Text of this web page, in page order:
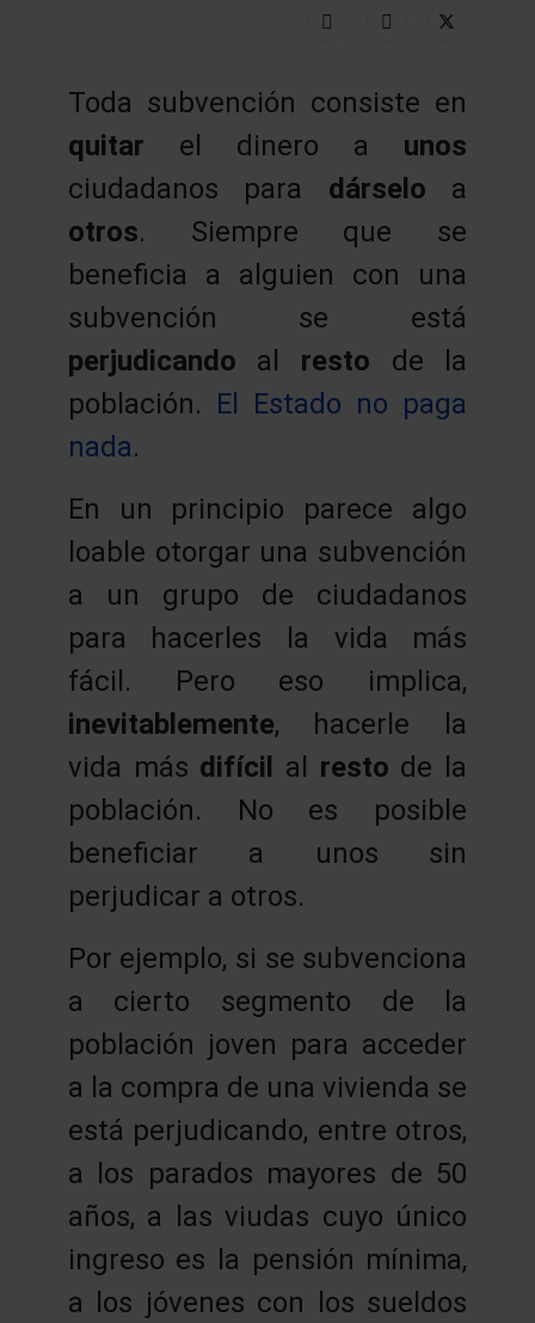
Toda subvención consiste en
quitar el dinero a unos
ciudadanos para dárselo a
otros. Siempre que se
beneficia a alguien con una
subvención se está
perjudicando al resto de la
población. El Estado no paga
nada.
En un principio parece algo
loable otorgar una subvención
a un grupo de ciudadanos
para hacerles la vida más
fácil. Pero eso implica,
inevitablemente, hacerle la
vida más difícil al resto de la
población. No es posible
beneficiar a unos sin
perjudicar a otros.
Por ejemplo, si se subvenciona
a cierto segmento de la
población joven para acceder
a la compra de una vivienda se
está perjudicando, entre otros,
a los parados mayores de 50
años, a las viudas cuyo único
ingreso es la pensión mínima,
a los jóvenes con los sueldos